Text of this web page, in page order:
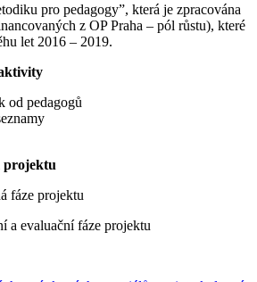
pro pedagogy”, která je zpracována
z OP Praha – pól růstu), které
let 2016 – 2019.
od pedagogů
projektu
fáze projektu
a evaluační fáze projektu